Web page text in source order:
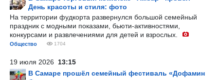
День красоты и стиля: фото
На территории фудкорта развернулся большой семейный
праздник с модными показами, бьюти-активностями,
конкурсами и развлечениями для детей и взрослых.
Общество 1704
19 июля 2026 13:15
В Самаре прошёл семейный фестиваль «Дофамин